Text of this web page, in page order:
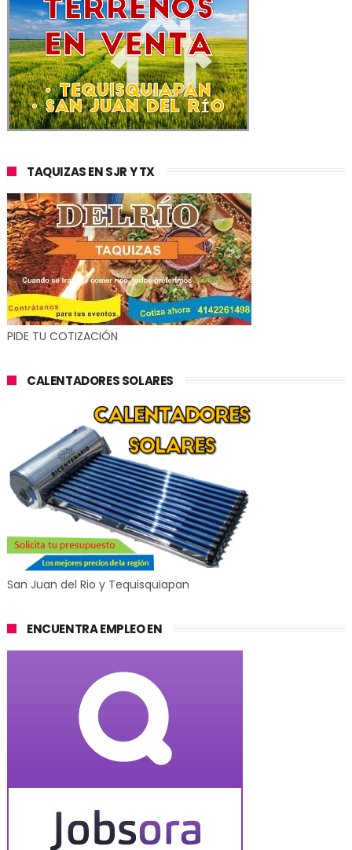
TAQUIZAS EN SJR Y TX
PIDE TU COTIZACIÓN
CALENTADORES SOLARES
San Juan del Rio y Tequisquiapan
ENCUENTRA EMPLEO EN